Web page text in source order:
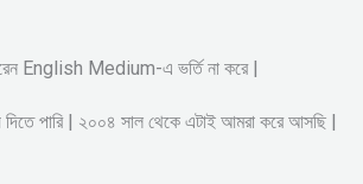
English Medium-এ ভর্তি না করে |
দিতে পারি | ২০০৪ সাল থেকে এটাই আমরা করে আসছি |